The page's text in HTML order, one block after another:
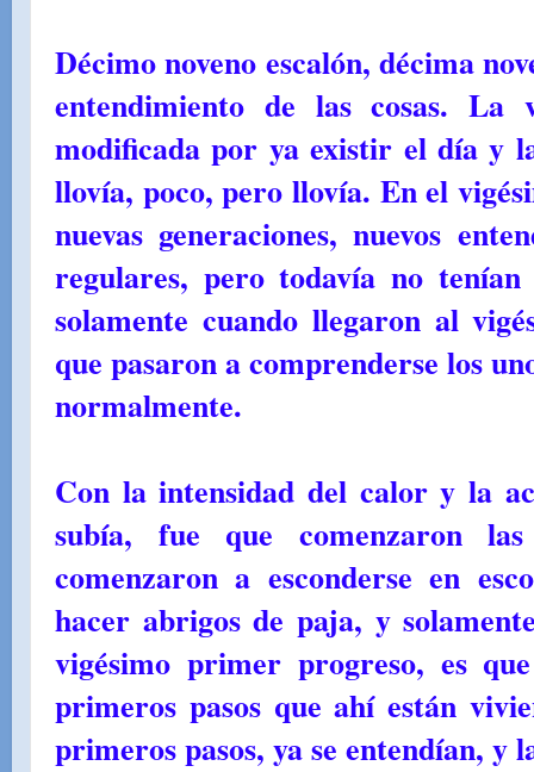
Décimo noveno escalón, décima
entendimiento de las cosas. La
modificada por ya existir el día y
llovía, poco, pero llovía. En el
nuevas generaciones, nuevos
regulares, pero todavía no tenían
solamente cuando llegaron al
que pasaron a comprenderse los
normalmente.
Con la intensidad del calor y la
subía, fue que comenzaron
comenzaron a esconderse en
hacer abrigos de paja, y
vigésimo primer progreso, es
primeros pasos que ahí están
primeros pasos, ya se entendían,